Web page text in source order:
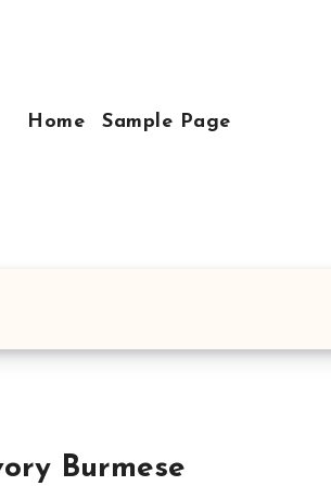
Home Sample Page
Burmese